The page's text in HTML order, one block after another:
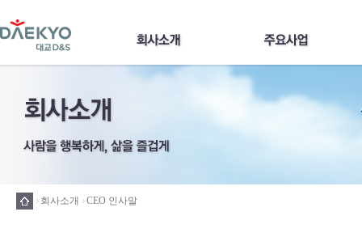
회사소개 CEO 인사말